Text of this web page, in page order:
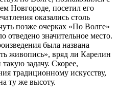
Новгороде, посетил его
оказались столь
позже очерках «По Волге»
отведено значительное место.
была названа
живопись», вряд ли Карелин
задачу. Скорее,
традиционному искусству,
ту же высоту.